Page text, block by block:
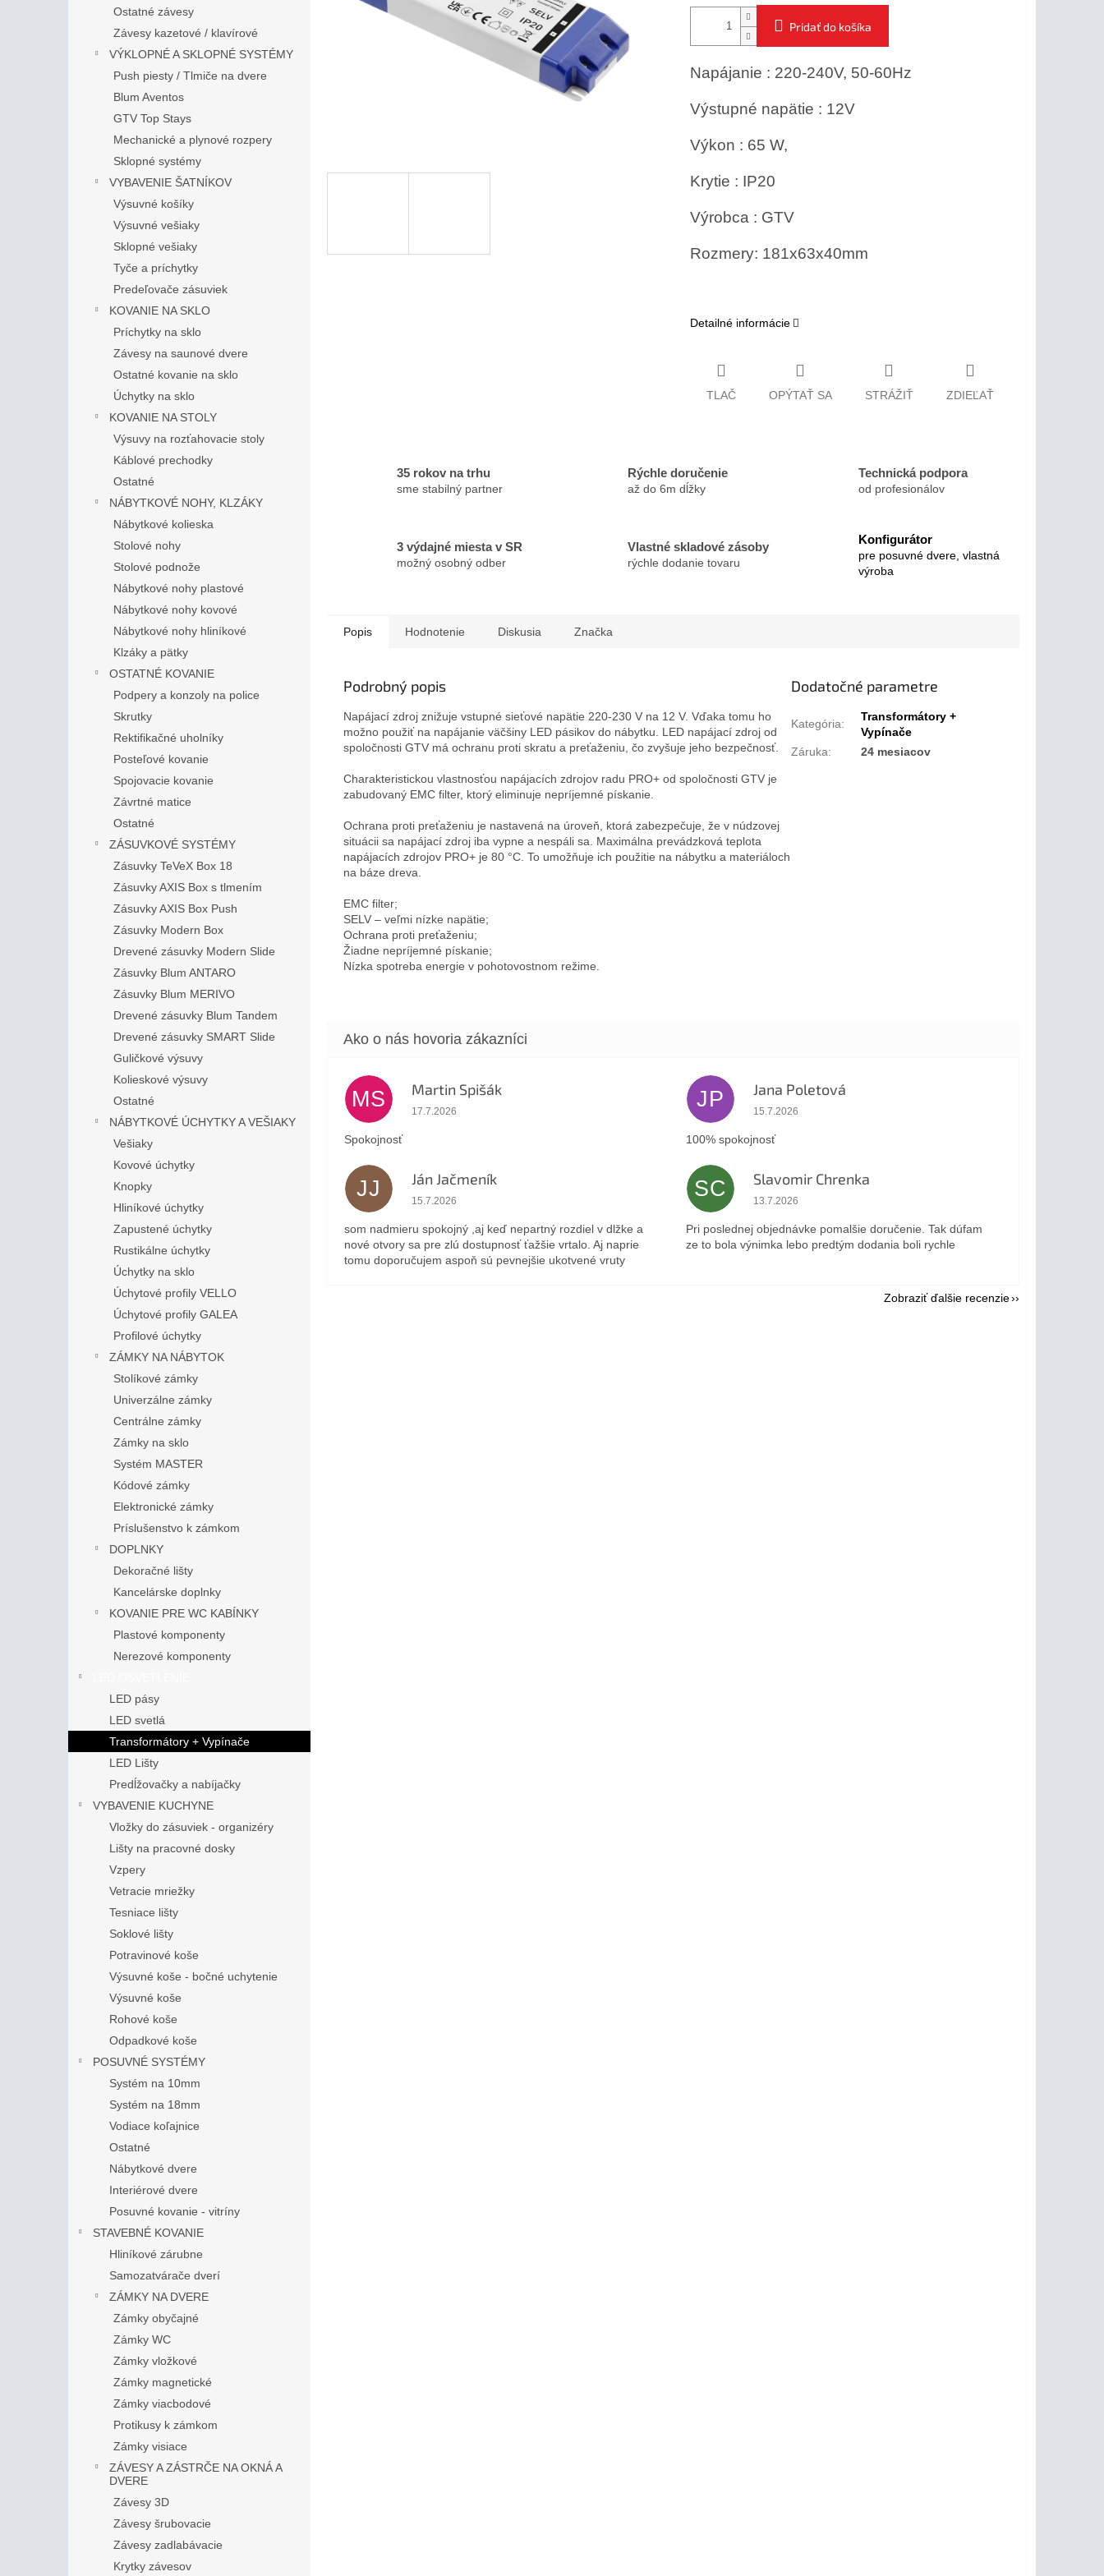
Ostatné závesy
Závesy kazetové / klavírové
VÝKLOPNÉ A SKLOPNÉ SYSTÉMY
Push piesty / Tlmiče na dvere
Blum Aventos
GTV Top Stays
Mechanické a plynové rozpery
Sklopné systémy
VYBAVENIE ŠATNÍKOV
Výsuvné košíky
Výsuvné vešiaky
Sklopné vešiaky
Tyče a príchytky
Predeľovače zásuviek
KOVANIE NA SKLO
Príchytky na sklo
Závesy na saunové dvere
Ostatné kovanie na sklo
Úchytky na sklo
KOVANIE NA STOLY
Výsuvy na rozťahovacie stoly
Káblové prechodky
Ostatné
NÁBYTKOVÉ NOHY, KLZÁKY
Nábytkové kolieska
Stolové nohy
Stolové podnože
Nábytkové nohy plastové
Nábytkové nohy kovové
Nábytkové nohy hliníkové
Klzáky a pätky
OSTATNÉ KOVANIE
Podpery a konzoly na police
Skrutky
Rektifikačné uholníky
Posteľové kovanie
Spojovacie kovanie
Závrtné matice
Ostatné
ZÁSUVKOVÉ SYSTÉMY
Zásuvky TeVeX Box 18
Zásuvky AXIS Box s tlmením
Zásuvky AXIS Box Push
Zásuvky Modern Box
Drevené zásuvky Modern Slide
Zásuvky Blum ANTARO
Zásuvky Blum MERIVO
Drevené zásuvky Blum Tandem
Drevené zásuvky SMART Slide
Guličkové výsuvy
Kolieskové výsuvy
Ostatné
NÁBYTKOVÉ ÚCHYTKY A VEŠIAKY
Vešiaky
Kovové úchytky
Knopky
Hliníkové úchytky
Zapustené úchytky
Rustikálne úchytky
Úchytky na sklo
Úchytové profily VELLO
Úchytové profily GALEA
Profilové úchytky
ZÁMKY NA NÁBYTOK
Stolíkové zámky
Univerzálne zámky
Centrálne zámky
Zámky na sklo
Systém MASTER
Kódové zámky
Elektronické zámky
Príslušenstvo k zámkom
DOPLNKY
Dekoračné lišty
Kancelárske doplnky
KOVANIE PRE WC KABÍNKY
Plastové komponenty
Nerezové komponenty
LED pásy
LED svetlá
Transformátory + Vypínače
LED Lišty
Predĺžovačky a nabíjačky
VYBAVENIE KUCHYNE
Vložky do zásuviek - organizéry
Lišty na pracovné dosky
Vzpery
Vetracie mriežky
Tesniace lišty
Soklové lišty
Potravinové koše
Výsuvné koše - bočné uchytenie
Výsuvné koše
Rohové koše
Odpadkové koše
POSUVNÉ SYSTÉMY
Systém na 10mm
Systém na 18mm
Vodiace koľajnice
Ostatné
Nábytkové dvere
Interiérové dvere
Posuvné kovanie - vitríny
STAVEBNÉ KOVANIE
Hliníkové zárubne
Samozatvárače dverí
ZÁMKY NA DVERE
Zámky obyčajné
Zámky WC
Zámky vložkové
Zámky magnetické
Zámky viacbodové
Protikusy k zámkom
Zámky visiace
ZÁVESY A ZÁSTRČE NA OKNÁ A
DVERE
Závesy 3D
Závesy šrubovacie
Závesy zadlabávacie
Krytky závesov
Pridať do košíka
Napájanie : 220-240V, 50-60Hz
Výstupné napätie : 12V
Výkon : 65 W,
Krytie : IP20
Výrobca : GTV
Rozmery: 181x63x40mm
Detailné informácie
TLAČ OPÝTAŤ SA STRÁŽIŤ ZDIEĽAŤ
35 rokov na trhu
sme stabilný partner
Rýchle doručenie
až do 6m dĺžky
Technická podpora
od profesionálov
3 výdajné miesta v SR
možný osobný odber
Vlastné skladové zásoby
rýchle dodanie tovaru
Konfigurátor
pre posuvné dvere, vlastná
výroba
Popis Hodnotenie Diskusia Značka
Podrobný popis
Napájací zdroj znižuje vstupné sieťové napätie 220-230 V na 12 V. Vďaka tomu ho
možno použiť na napájanie väčšiny LED pásikov do nábytku. LED napájací zdroj od
spoločnosti GTV má ochranu proti skratu a preťaženiu, čo zvyšuje jeho bezpečnosť.
Charakteristickou vlastnosťou napájacích zdrojov radu PRO+ od spoločnosti GTV je
zabudovaný EMC filter, ktorý eliminuje nepríjemné pískanie.
Ochrana proti preťaženiu je nastavená na úroveň, ktorá zabezpečuje, že v núdzovej
situácii sa napájací zdroj iba vypne a nespáli sa. Maximálna prevádzková teplota
napájacích zdrojov PRO+ je 80 °C. To umožňuje ich použitie na nábytku a materiáloch
na báze dreva.
EMC filter;
SELV – veľmi nízke napätie;
Ochrana proti preťaženiu;
Žiadne nepríjemné pískanie;
Nízka spotreba energie v pohotovostnom režime.
Dodatočné parametre
Kategória:
Transformátory +
Vypínače
Záruka: 24 mesiacov
MS Martin Spišák
Hodnotenie obchodu je 5 z 5 hviezdičiek.
17.7.2026
Spokojnosť
JP Jana Poletová
Hodnotenie obchodu je 5 z 5 hviezdičiek.
15.7.2026
100% spokojnosť
JJ Ján Jačmeník
Hodnotenie obchodu je 5 z 5 hviezdičiek.
15.7.2026
som nadmieru spokojný ,aj keď nepartný rozdiel v dlžke a
nové otvory sa pre zlú dostupnosť ťažšie vrtalo. Aj naprie
tomu doporučujem aspoň sú pevnejšie ukotvené vruty
SC Slavomir Chrenka
Hodnotenie obchodu je 5 z 5 hviezdičiek.
13.7.2026
Pri poslednej objednávke pomalšie doručenie. Tak dúfam
ze to bola výnimka lebo predtým dodania boli rychle
Zobraziť ďalšie recenzie